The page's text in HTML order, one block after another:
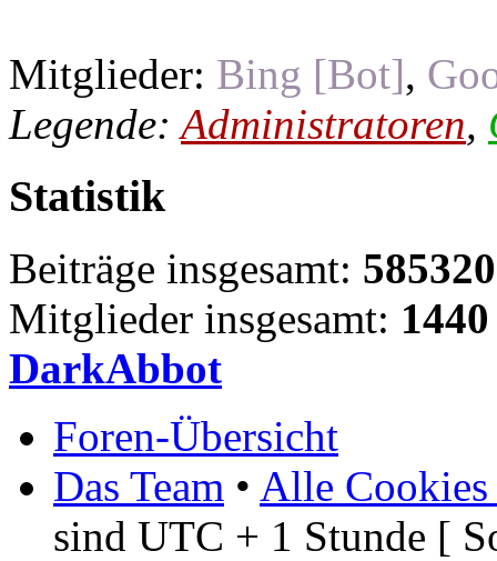
Mitglieder: Bing [Bot],
Legende:Administratoren,
Statistik
Beiträge insgesamt: 585320
Mitglieder insgesamt: 1440
DarkAbbot
Foren-Übersicht
Das Team • Alle Cookies
sind UTC + 1 Stunde [